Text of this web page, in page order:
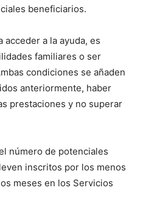
beneficiarios.
a la ayuda, es
familiares o ser
condiciones se añaden
anteriormente, haber
prestaciones y no superar
número de potenciales
inscritos por los menos
meses en los Servicios